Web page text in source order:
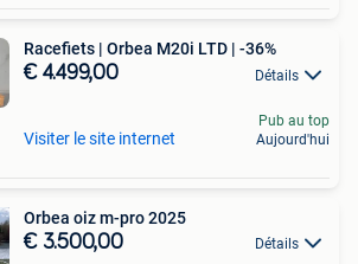
Racefiets | Orbea M20i LTD | -36%
€ 4.499,00 Détails
Visiter le site internet
Pub au top
Aujourd'hui
Orbea oiz m-pro 2025
€ 3.500,00 Détails